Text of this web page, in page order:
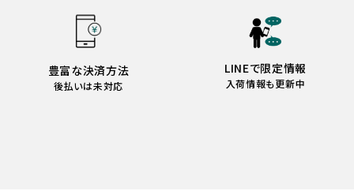
豊富な決済方法
後払いは未対応
LINEで限定情報
入荷情報も更新中